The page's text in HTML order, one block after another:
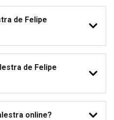
de Felipe
de Felipe
online?